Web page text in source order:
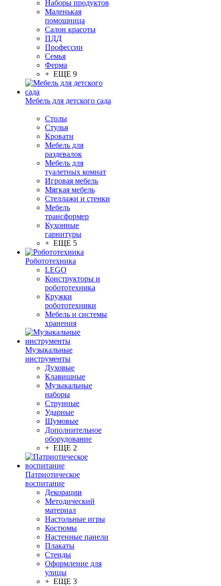
Наборы продуктов
Маленькая
помощница
Салон красоты
ПДД
Профессии
Семья
Ферма
+ ЕЩЕ 9
Мебель для детского сада
Столы
Cтулья
Кровати
Мебель для
раздевалок
Мебель для
туалетных комнат
Игровая мебель
Мягкая мебель
Стеллажи и стенки
Мебель
трансформер
Кухонные
гарнитуры
+ ЕЩЕ 5
Робототехника
LEGO
Конструкторы и
робототехника
Кружки
робототехники
Мебель и системы
хранения
Музыкальные
инструменты
Духовые
Клавишные
Музыкальные
наборы
Струнные
Ударные
Шумовые
Дополнительное
оборудование
+ ЕЩЕ 2
Патриотическое
воспитание
Декорации
Методический
материал
Настольные игры
Костюмы
Настенные панели
Плакаты
Стенды
Оформление для
улицы
+ ЕЩЕ 3